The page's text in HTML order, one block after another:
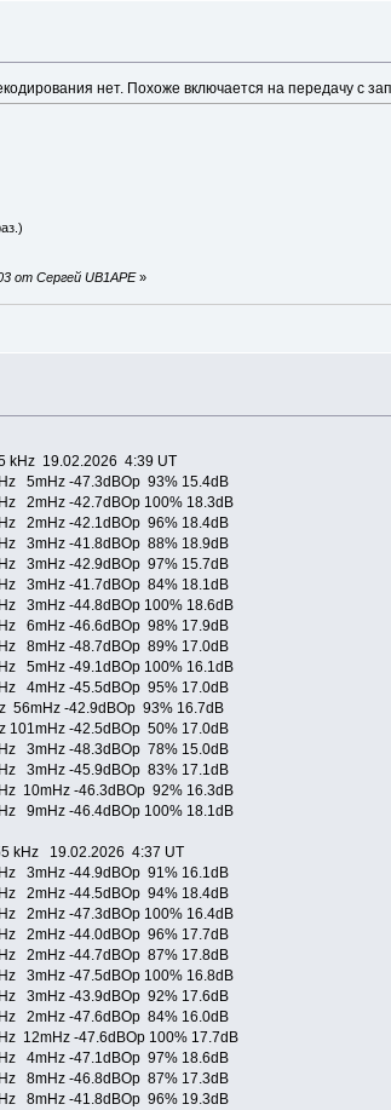
нет. Похоже включается на передачу с
от Сергей UB1APE»
kHz 19.02.2026 4:39 UT
5mHz -47.3dBOp 93% 15.4dB
2mHz -42.7dBOp 100% 18.3dB
2mHz -42.1dBOp 96% 18.4dB
3mHz -41.8dBOp 88% 18.9dB
3mHz -42.9dBOp 97% 15.7dB
3mHz -41.7dBOp 84% 18.1dB
3mHz -44.8dBOp 100% 18.6dB
6mHz -46.6dBOp 98% 17.9dB
8mHz -48.7dBOp 89% 17.0dB
5mHz -49.1dBOp 100% 16.1dB
4mHz -45.5dBOp 95% 17.0dB
56mHz -42.9dBOp 93% 16.7dB
-42.5dBOp 50% 17.0dB
3mHz -48.3dBOp 78% 15.0dB
3mHz -45.9dBOp 83% 17.1dB
10mHz -46.3dBOp 92% 16.3dB
9mHz -46.4dBOp 100% 18.1dB
kHz 19.02.2026 4:37 UT
3mHz -44.9dBOp 91% 16.1dB
2mHz -44.5dBOp 94% 18.4dB
2mHz -47.3dBOp 100% 16.4dB
2mHz -44.0dBOp 96% 17.7dB
2mHz -44.7dBOp 87% 17.8dB
3mHz -47.5dBOp 100% 16.8dB
3mHz -43.9dBOp 92% 17.6dB
2mHz -47.6dBOp 84% 16.0dB
12mHz -47.6dBOp 100% 17.7dB
4mHz -47.1dBOp 97% 18.6dB
8mHz -46.8dBOp 87% 17.3dB
8mHz -41.8dBOp 96% 19.3dB